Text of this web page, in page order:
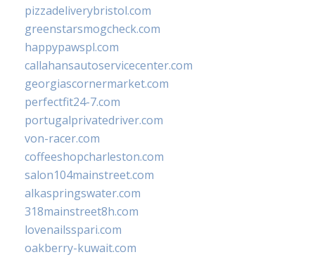
pizzadeliverybristol.com
greenstarsmogcheck.com
happypawspl.com
callahansautoservicecenter.com
georgiascornermarket.com
perfectfit24-7.com
portugalprivatedriver.com
von-racer.com
coffeeshopcharleston.com
salon104mainstreet.com
alkaspringswater.com
318mainstreet8h.com
lovenailsspari.com
oakberry-kuwait.com